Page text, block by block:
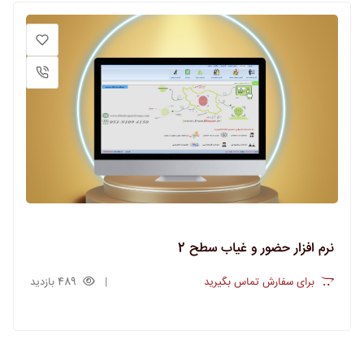
نرم افزار حضور و غیاب سطح 2
برای سفارش تماس بگیرید 489 بازدید